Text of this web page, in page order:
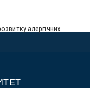
алергічних